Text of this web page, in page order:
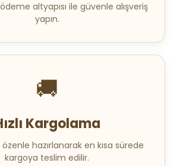
altyapısı ile güvenle alışveriş
yapın.
🚚
Kargolama
hazırlanarak en kısa sürede
kargoya teslim edilir.